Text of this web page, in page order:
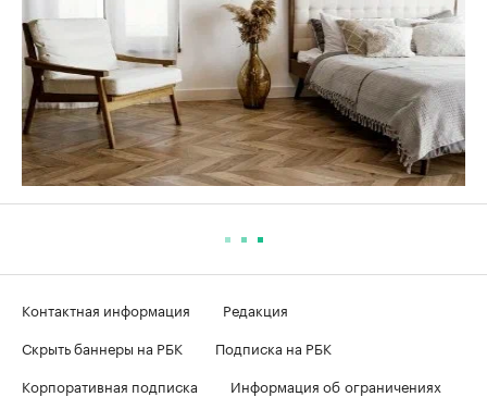
Контактная информация
Редакция
Скрыть баннеры на РБК
Подписка на РБК
Корпоративная подписка
Информация об ограничениях